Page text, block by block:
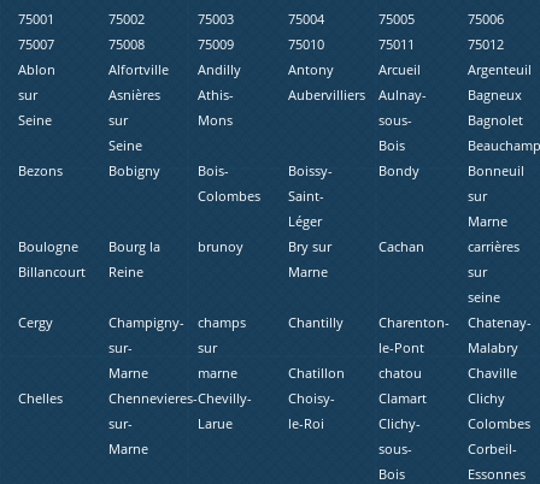
75001 75002 75003 75004 75005
75006
75007
75008 75009 75010 75011
75012
Ablon
sur
Seine
Alfortville Andilly Antony Arcueil
Argenteuil
Asnières
sur
Seine
Athis-
Mons
Aubervilliers
Aulnay-
sous-
Bois
Bagneux
Bagnolet
Bezons
Bobigny
Bois-
Colombes
Boissy-
Saint-
Léger
Bondy
Bonneuil
sur
Marne
Boulogne
Billancourt
Bourg la
Reine
brunoy
Bry sur
Marne
Cachan
carrières
sur
seine
Cergy
Champigny-
sur-
Marne
champs
sur
marne
Chantilly
Charenton-
le-Pont
Chatenay-
Malabry
Chatillon
chatou
Chaville
Chelles
Chennevieres-
sur-
Marne
Chevilly-
Larue
Choisy-
le-Roi
Clamart
Clichy
Clichy-
sous-
Bois
Colombes
Corbeil-
Essonnes